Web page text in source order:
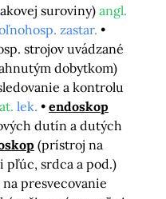
suroviny) angl.
zastar.
strojov uvádzané
dobytkom)
a kontrolu
lek.
endoskop
dutín a dutých
(prístroj na
pľúc, srdca a pod.)
presvecovanie